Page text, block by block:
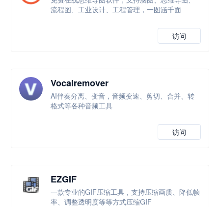
流程图、工业设计、工程管理，一图涵千面
访问
Vocalremover
AI伴奏分离、变音，音频变速、剪切、合并、转
格式等各种音频工具
访问
EZGIF
一款专业的GIF压缩工具，支持压缩画质、降低帧
率、调整透明度等等方式压缩GIF